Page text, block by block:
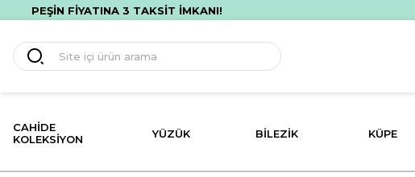
HIZLI TESLİMAT! İLK ALIŞVERİŞİNE ÖZEL %10 İNDİRİM!
CAHIDE
KOLEKSIYON
YÜZÜK BILEZIK KÜPE